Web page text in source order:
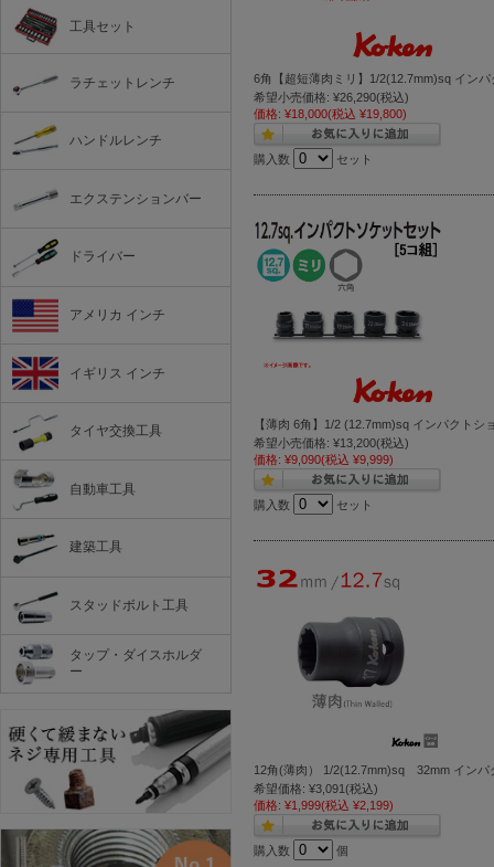
6角【超短薄肉ミリ】1/2(12.7mm)sq イン
希望小売価格: ¥26,290(税込)
価格: ¥18,000(税込 ¥19,800)
購入数 セット
【薄肉 6角】1/2 (12.7mm)sq インパクト
希望小売価格: ¥13,200(税込)
価格: ¥9,090(税込 ¥9,999)
購入数 セット
12角(薄肉） 1/2(12.7mm)sq 32mm インパ
希望価格: ¥3,091(税込)
価格: ¥1,999(税込 ¥2,199)
購入数 個
工具セット
ラチェットレンチ
ハンドルレンチ
エクステンションバー
ドライバー
アメリカ インチ
イギリス インチ
タイヤ交換工具
自動車工具
建築工具
スタッドボルト工具
タップ・ダイスホルダ
ー